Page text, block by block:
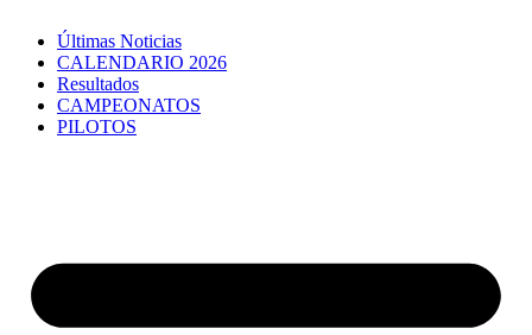
Últimas Noticias
CALENDARIO 2026
Resultados
CAMPEONATOS
PILOTOS